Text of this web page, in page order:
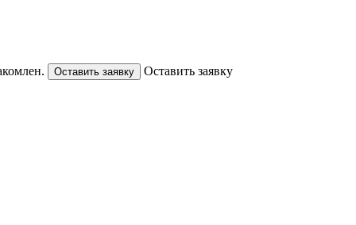
Оставить заявку